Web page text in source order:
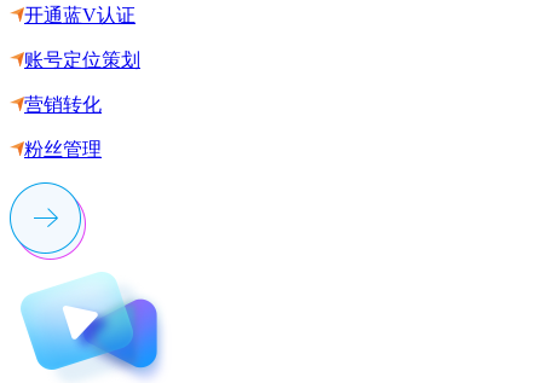
开通蓝V认证
账号定位策划
营销转化
粉丝管理